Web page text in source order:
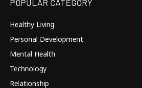
POPULAR CATEGORY
Healthy Living
Personal Development
Mental Health
Technology
Relationship